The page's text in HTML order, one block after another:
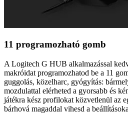
11 programozható gomb
A Logitech G HUB alkalmazással
makróidat programozhatod be a 11
guggolás, közelharc, gyógyítás:
mozdulattal elérheted a gyorsabb és
játékra kész profilokat közvetlenül az
bárhová magaddal vihesd a